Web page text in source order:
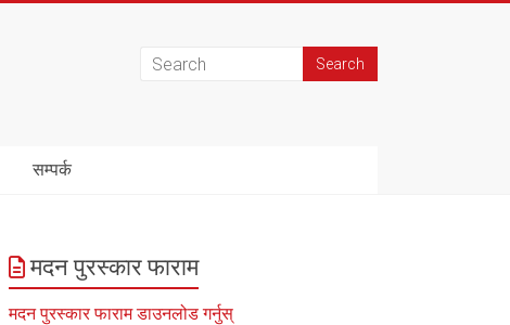
सम्पर्क
मदन पुरस्कार फाराम
मदन पुरस्कार फाराम डाउनलोड गर्नुस्